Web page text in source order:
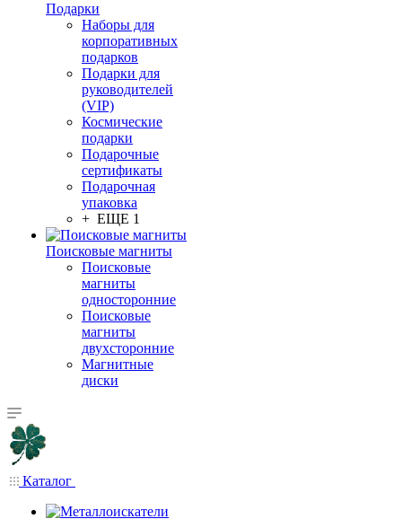
Подарки
Наборы для
корпоративных
подарков
Подарки для
руководителей
(VIP)
Космические
подарки
Подарочные
сертификаты
Подарочная
упаковка
+ ЕЩЕ 1
Поисковые магниты
Поисковые
магниты
односторонние
Поисковые
магниты
двухсторонние
Магнитные
диски
Каталог